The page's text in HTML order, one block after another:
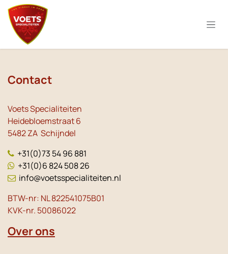
Overslaan naar inhoud
Contact
Voets Specialiteiten
Heidebloemstraat 6
5482 ZA Schijndel
+31(0)73 54 96 881
+31(0)6 824 508 26
info@voetsspecialiteiten.nl
BTW-nr: NL 822541075B01
KVK-nr. 50086022
Over ons